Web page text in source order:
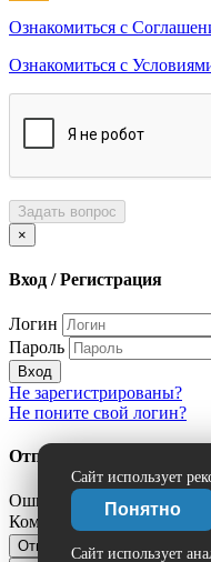
Сайт использует
Понятно
Сайт использует
Ознакомиться с
Ознакомиться с
Задать вопрос
×
Вход / Регистрация
Логин
Пароль
Вход
Не зарегистрированы?
Не поните свой логин?
Отправить сообщение об
Ошибка:
Комментарий
Отправить